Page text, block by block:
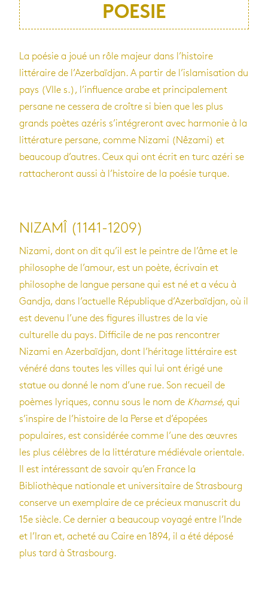
POESIE
La poésie a joué un rôle majeur dans l’histoire
littéraire de l’Azerbaïdjan. A partir de l’islamisation du
pays (VIIe s.), l’influence arabe et principalement
persane ne cessera de croître si bien que les plus
grands poètes azéris s’intégreront avec harmonie à la
littérature persane, comme Nizami (Nêzami) et
beaucoup d’autres. Ceux qui ont écrit en turc azéri se
rattacheront aussi à l’histoire de la poésie turque.
NIZAMÎ (1141-1209)
Nizami, dont on dit qu’il est le peintre de l’âme et le
philosophe de l’amour, est un poète, écrivain et
philosophe de langue persane qui est né et a vécu à
Gandja, dans l’actuelle République d’Azerbaïdjan, où il
est devenu l’une des figures illustres de la vie
culturelle du pays. Difficile de ne pas rencontrer
Nizami en Azerbaïdjan, dont l’héritage littéraire est
vénéré dans toutes les villes qui lui ont érigé une
statue ou donné le nom d’une rue. Son recueil de
poèmes lyriques, connu sous le nom de Khamsé, qui
s’inspire de l’histoire de la Perse et d’épopées
populaires, est considérée comme l’une des œuvres
les plus célèbres de la littérature médiévale orientale.
Il est intéressant de savoir qu’en France la
Bibliothèque nationale et universitaire de Strasbourg
conserve un exemplaire de ce précieux manuscrit du
15e siècle. Ce dernier a beaucoup voyagé entre l’Inde
et l’Iran et, acheté au Caire en 1894, il a été déposé
plus tard à Strasbourg.